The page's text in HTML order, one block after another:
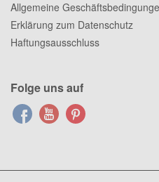
Allgemeine
Erklärung zum Datenschutz
Haftungsausschluss
Folge uns auf